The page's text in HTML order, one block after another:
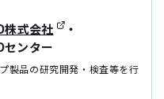
株式会社
・
センター
製品の研究開発・検査等を⾏